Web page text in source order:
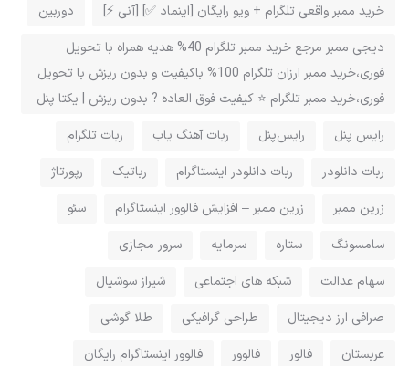
خرید ممبر واقعی تلگرام + ویو رایگان [اینماد ✅] [آنی ⚡]
دوربین
دیجی ممبر مرجع خرید ممبر تلگرام 40% هدیه همراه با تحویل
فوری،خرید ممبر ارزان تلگرام 100% باکیفیت و بدون ریزش با تحویل
فوری،خرید ممبر تلگرام ⭐️ کیفیت فوق العاده ? بدون ریزش | یکتا پنل
رایس پنل
رایس‌پنل ربات آهنگ یاب
ربات تلگرام
ربات دانلودر
ربات دانلودر اینستاگرام رباتیک
رپورتاژ
زرین ممبر
زرین ممبر – افزایش فالوور اینستاگرام
سئو
سامسونگ
ستاره سرمایه
سرور مجازی
سهام عدالت
شبکه های اجتماعی
شیراز سوشیال
صرافی ارز دیجیتال
طراحی گرافیکی
طلا گوشی
عربستان
فالور فالوور
فالوور اینستاگرام رایگان